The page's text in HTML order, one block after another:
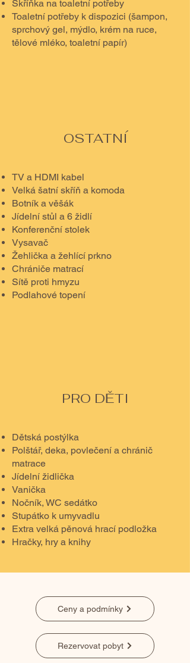
Skříňka na toaletní potřeby
Toaletní potřeby k dispozici (šampon,
sprchový gel, mýdlo, krém na ruce,
tělové mléko, toaletní papír)
OSTATNÍ
TV a HDMI kabel
Velká šatní skříň a komoda
Botník a věšák
Jídelní stůl a 6 židlí
Konferenční stolek
Vysavač
Žehlička a žehlící prkno
Chrániče matrací
Sítě proti hmyzu
Podlahové topení
PRO DĚTI
Dětská postýlka
Polštář, deka, povlečení a chránič
matrace
Jídelní židlička
Vanička
Nočník, WC sedátko
Stupátko k umyvadlu
Extra velká pěnová hrací podložka
Hračky, hry a knihy
Ceny a podmínky
Rezervovat pobyt